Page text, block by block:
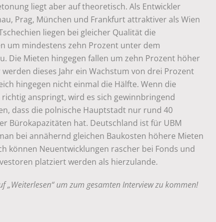
liegt aber auf theoretisch. Als Entwickler
Prag, München und Frankfurt attraktiver als Wien
liegen bei gleicher Qualität die
um mindestens zehn Prozent unter dem
Die Mieten hingegen fallen um zehn Prozent höher
werden dieses Jahr ein Wachstum von drei Prozent
hingegen nicht einmal die Hälfte. Wenn die
anspringt, wird es sich gewinnbringend
dass die polnische Hauptstadt nur rund 40
Bürokapazitäten hat. Deutschland ist für UBM
bei annähernd gleichen Baukosten höhere Mieten
können Neuentwicklungen rascher bei Fonds und
platziert werden als hierzulande.
„Weiterlesen“ um zum gesamten Interview zu kommen!